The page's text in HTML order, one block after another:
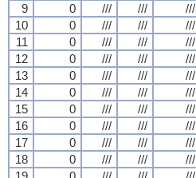
9
0 /// /// ///
10
0 /// /// ///
11
0 /// /// ///
12
0 /// /// ///
13
0 /// /// ///
14
0 /// /// ///
15
0 /// /// ///
16
0 /// /// ///
17
0 /// /// ///
18
0 /// /// ///